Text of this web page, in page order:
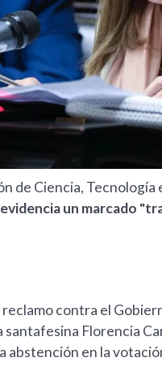
de Ciencia,
un marcado
reclamo contra el
Florencia
en la